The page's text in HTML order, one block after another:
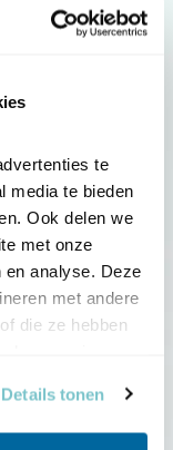
te
media te bieden
Ook delen we
met onze
analyse. Deze
met andere
die ze hebben
Details tonen
acties en tips